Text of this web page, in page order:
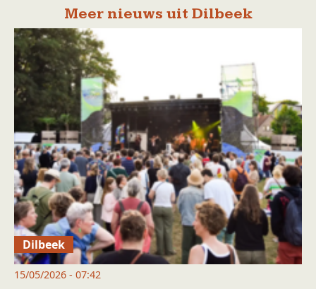
Meer nieuws uit Dilbeek
Dilbeek
15/05/2026 - 07:42